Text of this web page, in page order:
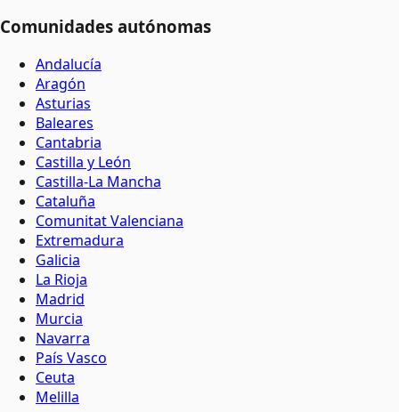
Comunidades autónomas
Andalucía
Aragón
Asturias
Baleares
Cantabria
Castilla y León
Castilla-La Mancha
Cataluña
Comunitat Valenciana
Extremadura
Galicia
La Rioja
Madrid
Murcia
Navarra
País Vasco
Ceuta
Melilla